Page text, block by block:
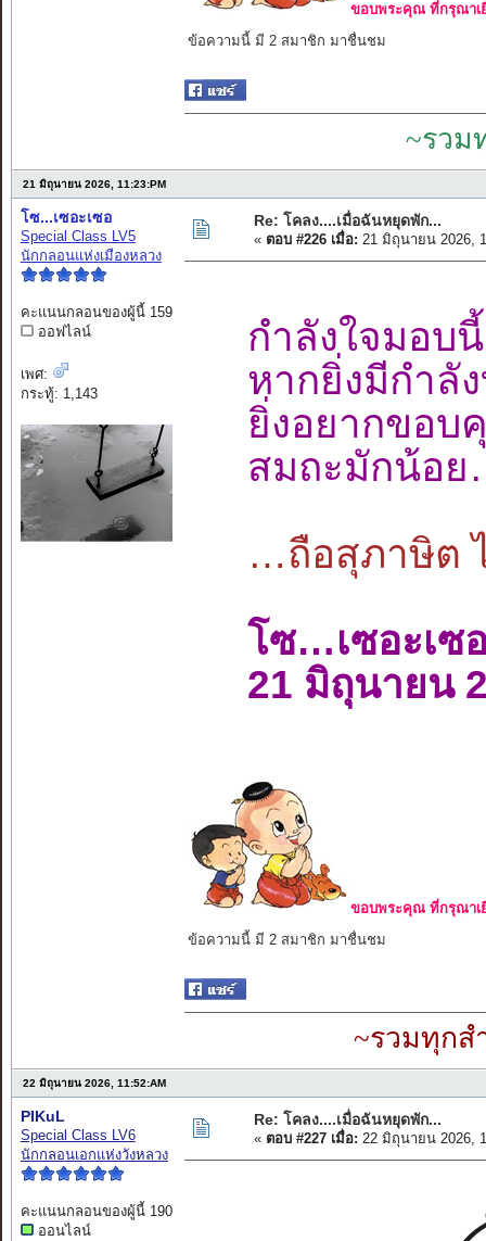
ขอบพระคุณ ที่กรุณาเ
ข้อความนี้ มี 2 สมาชิก มาชื่นชม
~รวม
21 มิถุนายน 2026, 11:23:PM
โซ...เซอะเซอ
Special Class LV5
นักกลอนแห่งเมืองหลวง
คะแนนกลอนของผู้นี้ 159
ออฟไลน์
เพศ:
กระทู้: 1,143
Re: โคลง....เมื่อฉันหยุดพัก...
« ตอบ #226 เมื่อ: 21 มิถุนายน 2026,
กำลังใจมอ
หากยิ่งมีกำ
ยิ่งอยากขอ
สมถะมักน้อ
…ถือสุภาษิต
โซ…เซอะเซ
21 มิถุนายน
ขอบพระคุณ ที่กรุณาเ
ข้อความนี้ มี 2 สมาชิก มาชื่นชม
~รวมทุกส
22 มิถุนายน 2026, 11:52:AM
PIKuL
Special Class LV6
นักกลอนเอกแห่งวังหลวง
คะแนนกลอนของผู้นี้ 190
ออนไลน์
Re: โคลง....เมื่อฉันหยุดพัก...
« ตอบ #227 เมื่อ: 22 มิถุนายน 2026,